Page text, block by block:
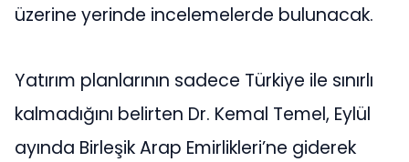
üzerine yerinde incelemelerde bulunacak.
Yatırım planlarının sadece Türkiye ile sınırlı
kalmadığını belirten Dr. Kemal Temel, Eylül
ayında Birleşik Arap Emirlikleri’ne giderek